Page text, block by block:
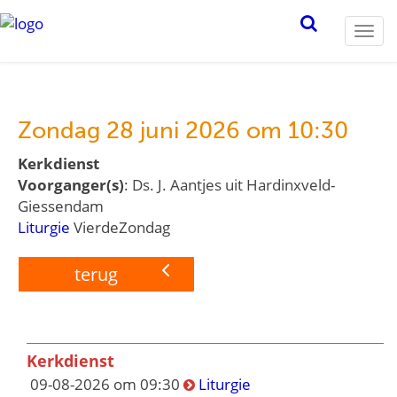
Zondag 28 juni 2026 om 10:30
Kerkdienst
Voorganger(s): Ds. J. Aantjes uit Hardinxveld-
Giessendam
Liturgie VierdeZondag
terug
Kerkdienst
09-08-2026 om 09:30 Liturgie